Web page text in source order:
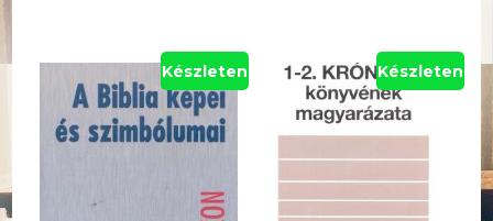
Készleten Készleten